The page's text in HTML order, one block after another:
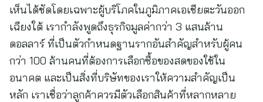
เห็นได้ชัดโดยเฉพาะผู้บริโภคในภูมิภาคเอเชียตะวันออก
เฉียงใต้ เรากำลังพูดถึงธุรกิจมูลค่ากว่า 3 แสนล้าน
ดอลลาร์ ที่เป็นตัวกำหนดฐานรากอันสำคัญสำหรับผู้คน
กว่า 100 ล้านคนที่ต้องการเลือกซื้อของสดของใช้ใน
อนาคต และเป็นสิ่งที่บริษัทของเราให้ความสำคัญเป็น
หลัก เราเชื่อว่าลูกค้าควรมีตัวเลือกสินค้าที่หลากหลาย